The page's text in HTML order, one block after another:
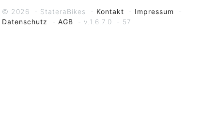
© 2026 - StateraBikes - Kontakt - Impressum
-
Datenschutz
- AGB - v.1.6.7.0 - 57